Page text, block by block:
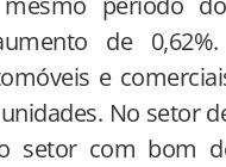
de
e
No setor
setor com bom